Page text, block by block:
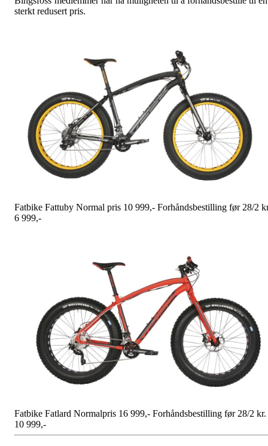
sterkt redusert pris.
Fatbike Fattuby Normal pris 10 999,- Forhåndsbestilling før 28/2
6 999,-
Fatbike Fatlard Normalpris 16 999,- Forhåndsbestilling før 28/2 kr.
10 999,-